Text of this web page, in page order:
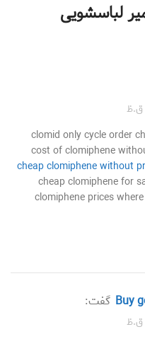
لباسشویی
clomid only cycle order
cost of clomiphene
cheap clomiphene without
cheap clomiphene for
clomiphene prices
buy گفت: